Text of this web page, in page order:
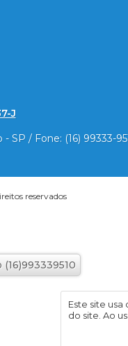
J
- SP / Fone: (16) 99333-
reservados
Este site
do site. Ao